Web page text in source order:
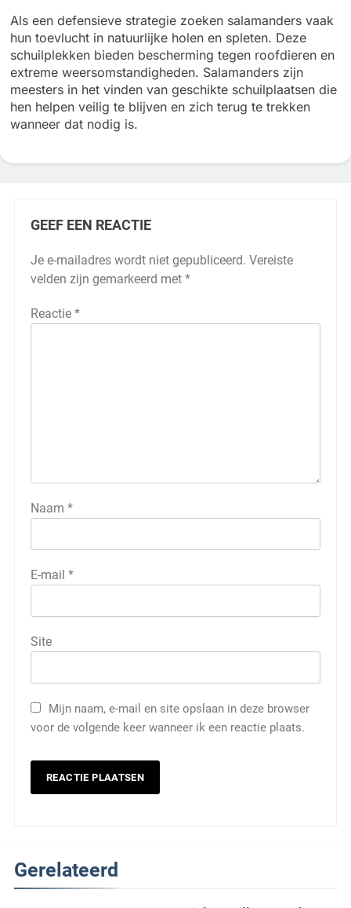
Als een defensieve strategie zoeken salamanders vaak
hun toevlucht in natuurlijke holen en spleten. Deze
schuilplekken bieden bescherming tegen roofdieren en
extreme weersomstandigheden. Salamanders zijn
meesters in het vinden van geschikte schuilplaatsen die
hen helpen veilig te blijven en zich terug te trekken
wanneer dat nodig is.
GEEF EEN REACTIE
Je e-mailadres wordt niet gepubliceerd. Vereiste
velden zijn gemarkeerd met *
Reactie *
Naam *
E-mail *
Site
Mijn naam, e-mail en site opslaan in deze browser
voor de volgende keer wanneer ik een reactie plaats.
Gerelateerd